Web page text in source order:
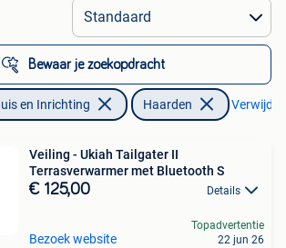
Alle afstanden…
Bewaar je zoekopdracht
en Inrichting Haarden
Veiling - Ukiah Tailgater II
Terrasverwarmer met Bluetooth S
€ 125,00 Details
Bezoek website
Topadvertentie
22 jun 26